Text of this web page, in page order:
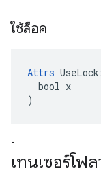
ใช้ล็อค
Attrs
  bool x
)
-
เทนเซอร์โฟล